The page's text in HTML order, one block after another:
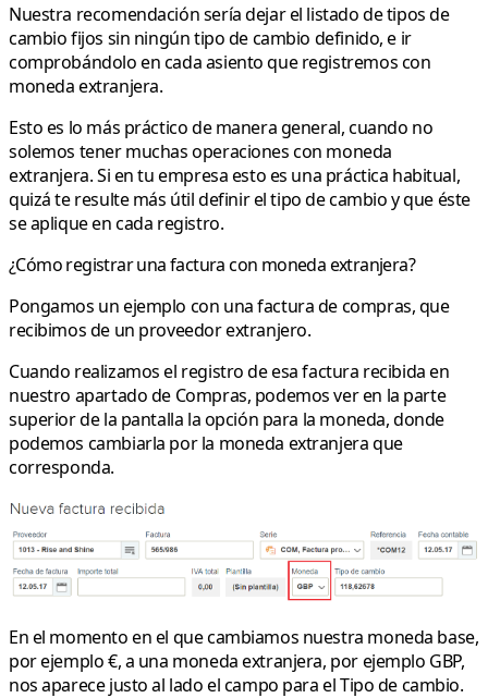
Nuestra recomendaciónseríadejar el listado de tipos de
cambio fijos sin ningún tipo de cambio definido, e ir
comprobándolo en cada asiento que registremos con
moneda extranjera.
Esto es lo más práctico de manera general, cuando no
solemos tener muchas operaciones con moneda
extranjera. Si en tu empresa esto es una práctica habitual,
quizá te resulte más útil definir el tipo de cambio y que éste
se aplique en cada registro.
¿Cómo registrar una factura con moneda extranjera?
Pongamos un ejemplo con una factura de compras, que
recibimos de un proveedor extranjero.
Cuando realizamos el registro de esa factura recibida en
nuestro apartado de Compras, podemos ver en la parte
superior de la pantalla la opción para la moneda, donde
podemos cambiarla por la moneda extranjera que
corresponda.
En el momento en el que cambiamos nuestra moneda base,
por ejemplo €, a una moneda extranjera, por ejemplo GBP,
nos aparece justo al lado el campo para el Tipo de cambio.